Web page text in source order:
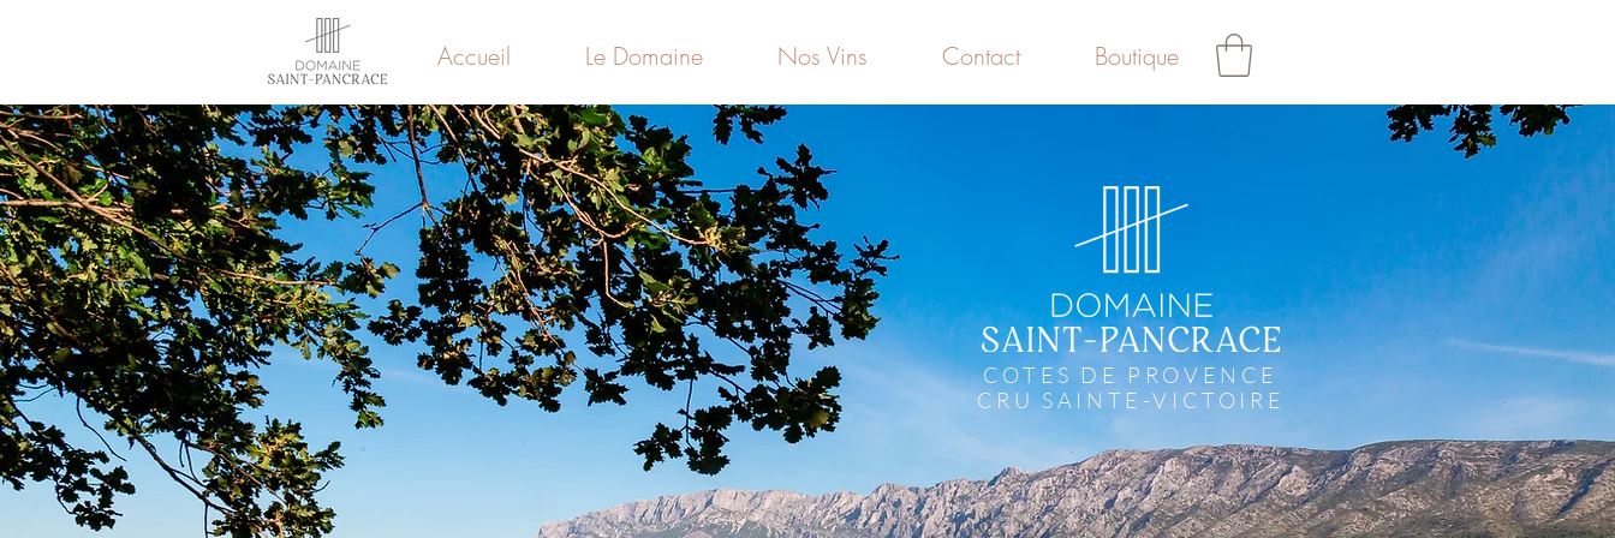
Accueil Le Domaine Nos Vins Contact Boutique
COTES DE PROVENCE
CRU SAINTE-VICTOIRE